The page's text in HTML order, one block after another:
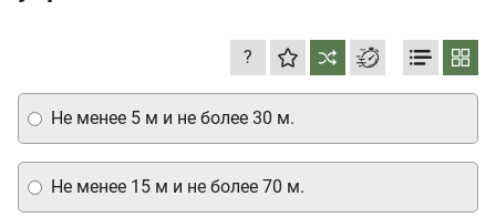
?
Не менее 15 м и не более 70 м.
Не менее 5 м и не более 30 м.